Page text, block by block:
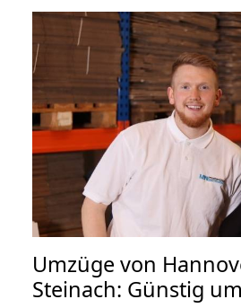
Umzüge von
Steinach: Günstig